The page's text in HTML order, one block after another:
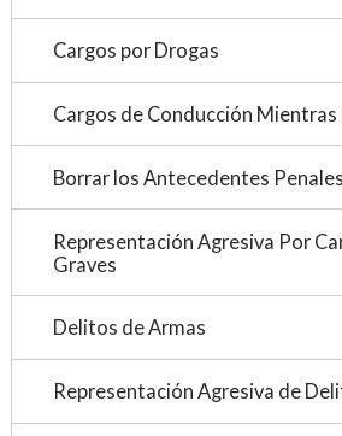
Cargos por Drogas
Cargos de Conducción
Borrar los Antecedentes Penales
Representación Agresiva Por
Graves
Delitos de Armas
Representación Agresiva de